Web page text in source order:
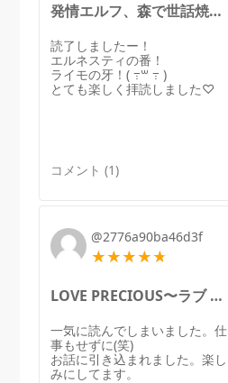
発情エルフ、森で世話焼きオークに拾われる。のレビュー
読了しましたー！
エルネスティの番！
ライモの牙！( ߹꒳ ߹ )
とても楽しく拝読しました♡
コメント (1)
@2776a90ba46d3f
LOVE PRECIOUS〜ラブ プレシャスのレビュー
一気に読んでしまいました。仕
事もせずに(笑)
お話に引き込まれました。楽し
みにしてます。